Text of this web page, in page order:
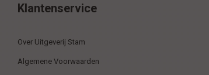
Klantenservice
Over Uitgeverij Stam
Algemene Voorwaarden